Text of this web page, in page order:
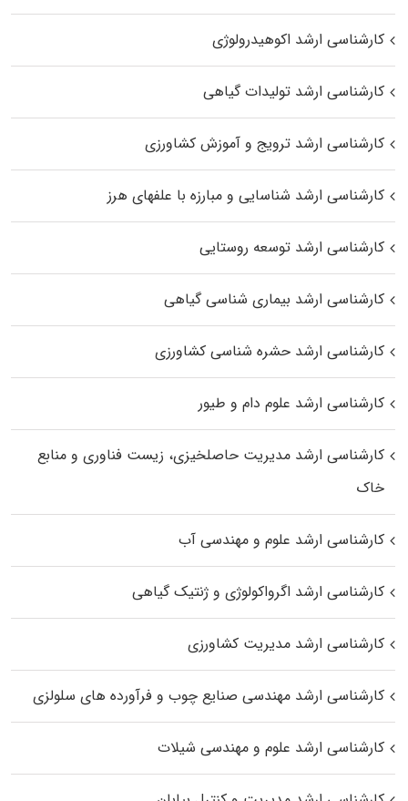
کارشناسی ارشد اکوهیدرولوژی
کارشناسی ارشد تولیدات گیاهی
کارشناسی ارشد ترویج و آموزش کشاورزی
کارشناسی ارشد شناسایی و مبارزه با علفهای هرز
کارشناسی ارشد توسعه روستایی
کارشناسی ارشد بیماری‌ شناسی گیاهی
کارشناسی ارشد حشره‌ شناسی کشاورزی
کارشناسی ارشد علوم دام و طیور
کارشناسی ارشد مدیریت حاصلخیزی، زیست فناوری و منابع
خاک
کارشناسی ارشد علوم و مهندسی آب
کارشناسی ارشد اگرواکولوژی و ژنتیک گیاهی
کارشناسی ارشد مدیریت کشاورزی
کارشناسی ارشد مهندسی صنایع چوب و فرآورده‌ های سلولزی
کارشناسی ارشد علوم و مهندسی شیلات